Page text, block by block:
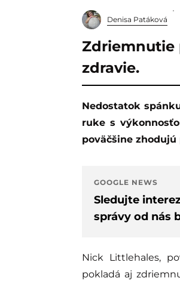
Denisa Patáková
Zdriemnutie
zdravie.
Nedostatok
ruke s
poväčšine
GOOGLE NEWS
Sledujte
správy od nás
Nick Littlehales,
pokladá aj